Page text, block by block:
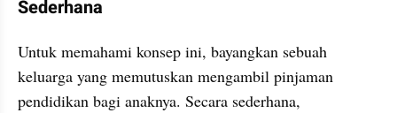
Sederhana
Untuk memahami konsep ini, bayangkan sebuah
keluarga yang memutuskan mengambil pinjaman
pendidikan bagi anaknya. Secara sederhana,